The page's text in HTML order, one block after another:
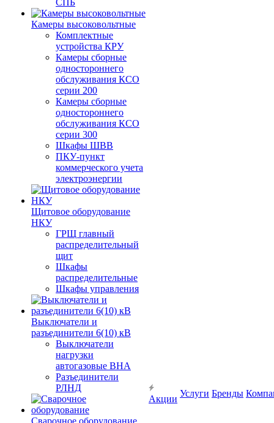
СПБ
Камеры высоковольтные
Комплектные
устройства КРУ
Камеры сборные
одностороннего
обслуживания КСО
серии 200
Камеры сборные
одностороннего
обслуживания КСО
серии 300
Шкафы ШВВ
ПКУ-пункт
коммерческого учета
электроэнергии
Щитовое оборудование
НКУ
ГРЩ главный
распределительный
щит
Шкафы
распределительные
Шкафы управления
Выключатели и
разъединители 6(10) кВ
Выключатели
нагрузки
автогазовые ВНА
Разъединители
РЛНД
Сварочное оборудование
Акции
Услуги Бренды